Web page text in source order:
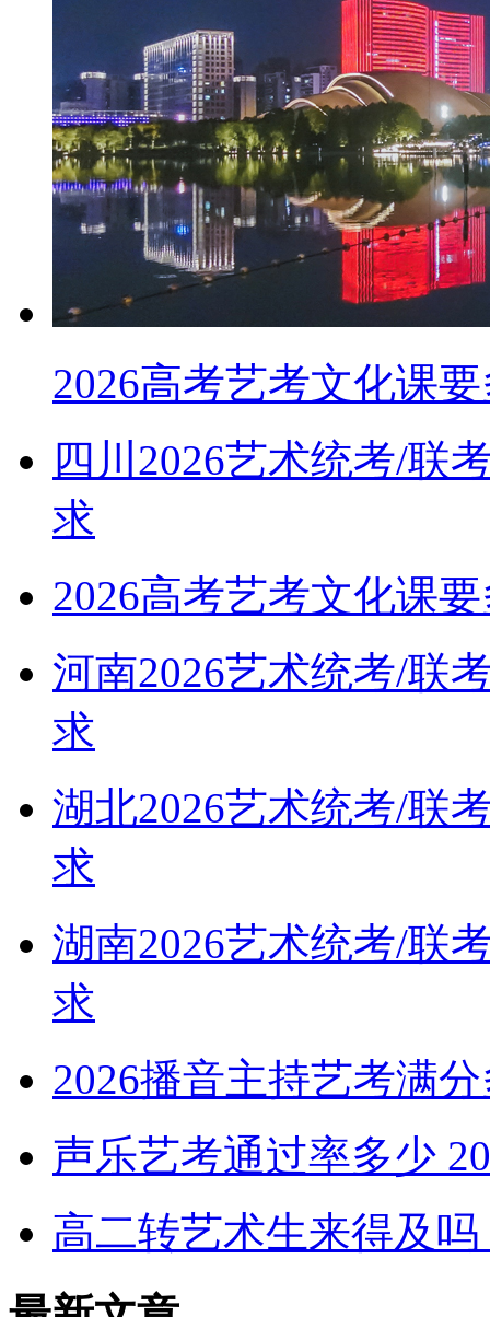
2026高考艺考文化课
四川2026艺术统考/联
求
2026高考艺考文化课
河南2026艺术统考/联
求
湖北2026艺术统考/联
求
湖南2026艺术统考/联
求
2026播音主持艺考满
声乐艺考通过率多少
高二转艺术生来得及